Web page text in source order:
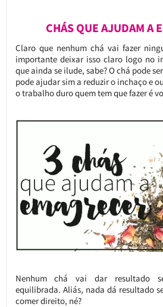
CHÁS QUE AJUDAM A
Claro que nenhum chá vai fazer
importante deixar isso claro logo no
que ainda se ilude, sabe? O chá pode
pode ajudar sim a reduzir o inchaço e
o trabalho duro quem tem que fazer é
Nenhum chá vai dar resultado
equilibrada. Aliás, nada dá resultado
comer direito, né?